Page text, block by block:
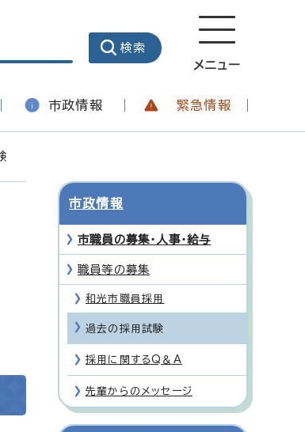
メニュー
市政情報 緊急情報
市政情報
市職員の募集・人事・給与
職員等の募集
和光市職員採用
過去の採用試験
採用に関するQ＆A
先輩からのメッセージ